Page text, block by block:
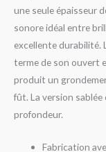
une seule épaisseur
sonore idéal entre
excellente durabilité.
terme de son ouvert
produit un
fût. La version
profondeur.
Fabrication